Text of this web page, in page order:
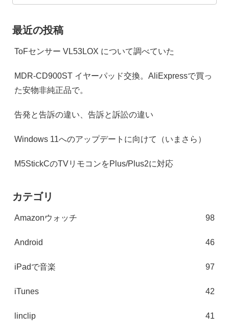
最近の投稿
ToFセンサー VL53LOX について調べていた
MDR-CD900ST イヤーパッド交換。AliExpressで買っ
た安物非純正品で。
告発と告訴の違い、告訴と訴訟の違い
Windows 11へのアップデートに向けて（いまさら）
M5StickCのTVリモコンをPlus/Plus2に対応
カテゴリ
Amazonウォッチ 98
Android 46
iPadで音楽 97
iTunes 42
linclip 41